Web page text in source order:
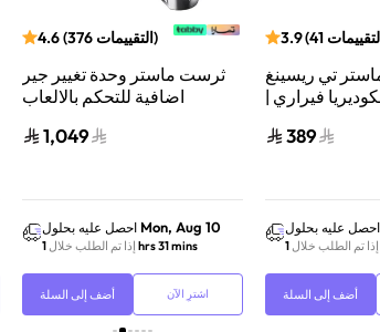
4.6(376 التقييمات)
ثرست ماستر وحدة تغيير جير
اضافية للتحكم بالالعاب
اكس بوكس/بي سي اسود/
1,049
احصل عليه بحلول Mon, Aug 10
إذا تم الطلب خلال 1 hrs 31 mins
أضف إلى السلة اشترِ الآن
3.9(41
تي ريسينغ
فيراري |
سلكية | تصميم
صوت عالي
389
احصل عليه بحلول
إذا تم الطلب خلال
أضف إلى السلة